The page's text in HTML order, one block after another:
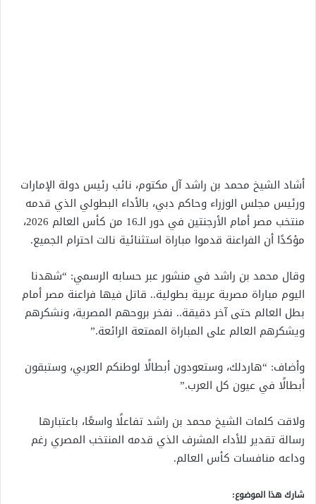
أشاد الشيخ محمد بن راشد آل مكتوم، نائب رئيس دولة الإمارات
ورئيس مجلس الوزراء وحاكم دبي، بالأداء البطولي الذي قدمه
منتخب مصر أمام الأرجنتين في دور الـ16 من كأس العالم 2026،
مؤكدًا أن الفراعنة قدموا مباراة استثنائية نالت احترام الجميع.
وقال محمد بن راشد في منشور عبر حسابه الرسمي: “شهدنا
اليوم مباراة مصرية عربية بطولية.. قاتل فيها فراعنة مصر أمام
بطل العالم حتى آخر دقيقة.. نفخر بروحهم المصرية، ونشكرهم
ويشكرهم العالم على المباراة الممتعة الرائعة.”
وأضاف: “هاردلك، وستعودون أبطالًا لوطنكم العربي، وستبقون
أبطالًا في عيون كل العرب.”
ولاقت كلمات الشيخ محمد بن راشد تفاعلًا واسعًا، باعتبارها
رسالة تقدير للأداء المشرف الذي قدمه المنتخب المصري رغم
وداعه منافسات كأس العالم.
شارك هذا الموضوع: